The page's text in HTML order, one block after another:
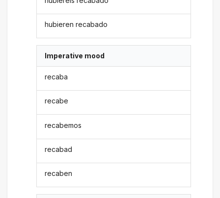
hubieren recabado
Imperative mood
recaba
recabe
recabemos
recabad
recaben